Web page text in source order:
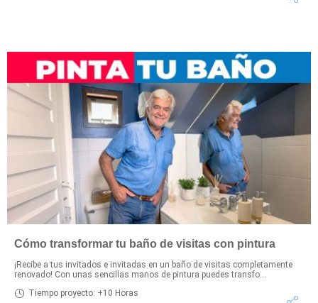
Cómo transformar tu baño de visitas con pintura
¡Recibe a tus invitados e invitadas en un baño de visitas completamente
renovado! Con unas sencillas manos de pintura puedes transfo...
Tiempo proyecto: +10 Horas